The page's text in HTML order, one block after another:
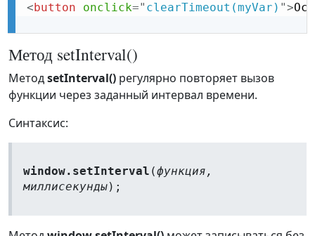
< button onclick=" clearTimeout(myVar) ">
Метод setInterval()
МетодsetInterval() регулярно повторяет вызов
функции через заданный интервал времени.
Синтаксис:
window.setInterval (функция,
миллисекунды);